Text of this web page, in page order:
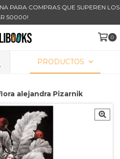
PARA COMPRAS QUE SUPEREN LOS
50000!
0
PRODUCTOS
alejandra Pizarnik